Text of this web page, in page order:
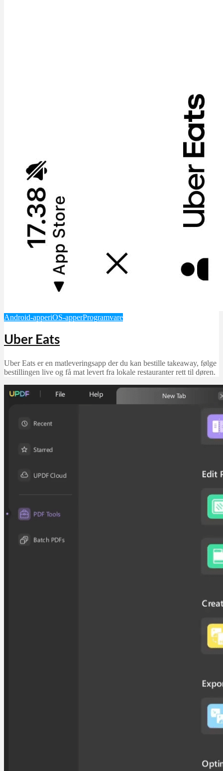
Android-apperiOS-apperProgramvare
Uber Eats
Uber Eats er en matleveringsapp der du kan bestille takeaway, følge
bestillingen live og få mat levert fra lokale restauranter rett til døren.